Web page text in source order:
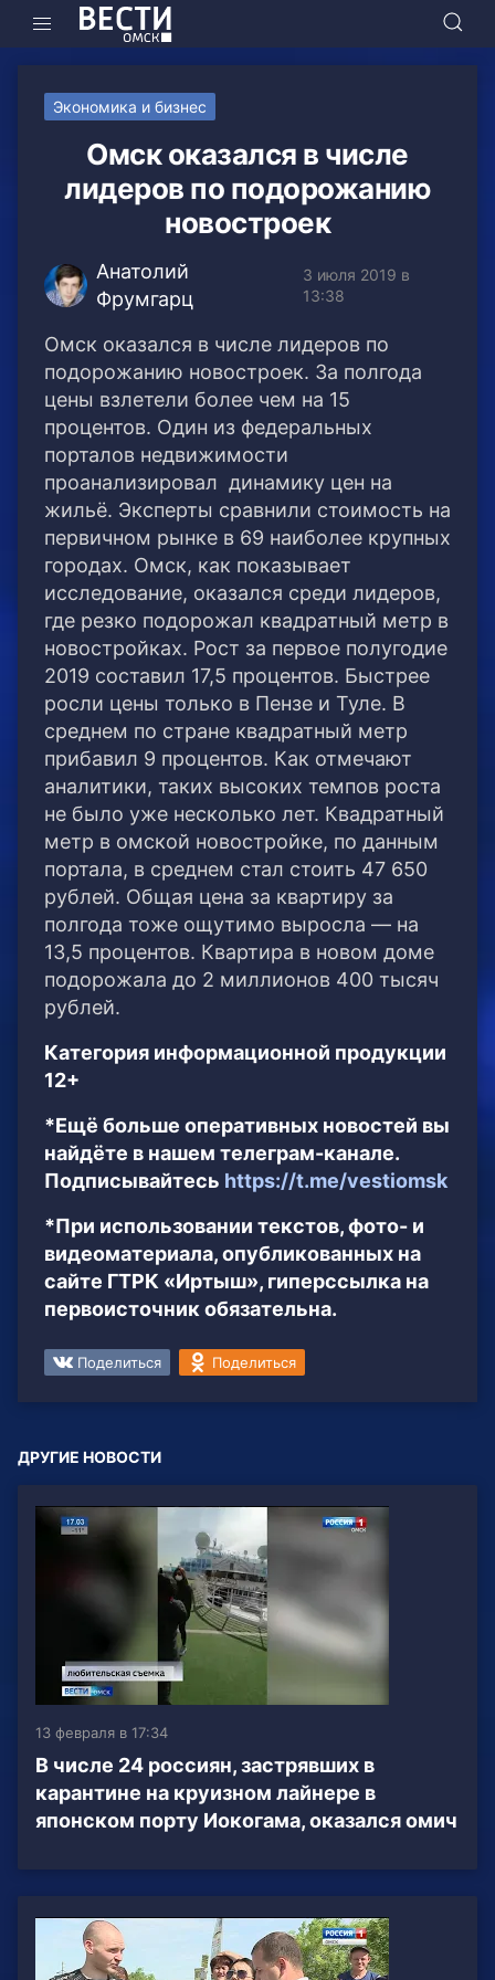
Экономика и бизнес
Омск оказался в числе
лидеров по подорожанию
новостроек
Анатолий
Фрумгарц
3 июля 2019 в
13:38
Омск оказался в числе лидеров по
подорожанию новостроек. За полгода
цены взлетели более чем на 15
процентов. Один из федеральных
порталов недвижимости
проанализировал динамику цен на
жильё. Эксперты сравнили стоимость на
первичном рынке в 69 наиболее крупных
городах. Омск, как показывает
исследование, оказался среди лидеров,
где резко подорожал квадратный метр в
новостройках. Рост за первое полугодие
2019 составил 17,5 процентов. Быстрее
росли цены только в Пензе и Туле. В
среднем по стране квадратный метр
прибавил 9 процентов. Как отмечают
аналитики, таких высоких темпов роста
не было уже несколько лет. Квадратный
метр в омской новостройке, по данным
портала, в среднем стал стоить 47 650
рублей. Общая цена за квартиру за
полгода тоже ощутимо выросла — на
13,5 процентов. Квартира в новом доме
подорожала до 2 миллионов 400 тысяч
рублей.
Категория информационной продукции
12+
*Ещё больше оперативных новостей вы
найдёте в нашем телеграм-канале.
Подписывайтесь https://t.me/vestiomsk
*При использовании текстов, фото- и
видеоматериала, опубликованных на
сайте ГТРК «Иртыш», гиперссылка на
первоисточник обязательна.
Поделиться Поделиться
ДРУГИЕ НОВОСТИ
13 февраля в 17:34
В числе 24 россиян, застрявших в
карантине на круизном лайнере в
японском порту Иокогама, оказался омич